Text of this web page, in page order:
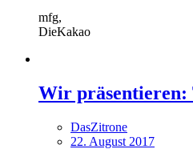
mfg,
DieKakao
Wir präsentieren:
DasZitrone
22. August 2017